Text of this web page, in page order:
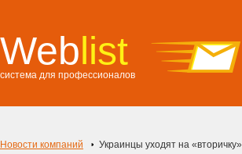
Weblist
система для профессионалов
Новости компаний Украинцы уходят на «вторичку»